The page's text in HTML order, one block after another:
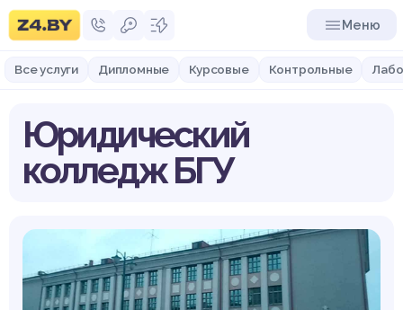
Меню
Все услуги Дипломные Курсовые Контрольные
Юридический
колледж БГУ